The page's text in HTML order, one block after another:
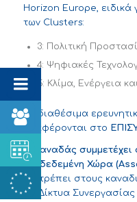
Horizon Europe, ειδικά
των Clusters:
3: Πολιτική
4: Ψηφιακές
5: Κλίμα, Ενέργεια
Τα διαθέσιμα
αναφέρονται στο
Ο Καναδάς συμμετέχει
Συνδεδεμένη Χώρα (
επιτρέπει στους
σε Δίκτυα